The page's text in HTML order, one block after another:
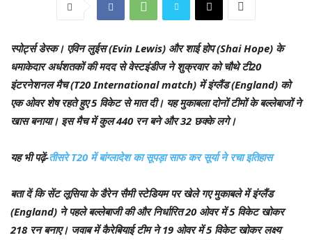
स्पोर्ट्स डेस्क। एविन लुईस (Evin Lewis) और शाई होप (Shai Hope) के
धमाकेदार अर्धशतकों की मदद से वेस्‍टइंडीज ने शुक्रवार को चौथे टी20
इंटरनेशनल मैच (T20 International match) में इंग्‍लैंड (England) को
एक ओवर शेष रहते हुए 5 विकेट से मात दी। यह मुकाबला दोनों टीमों के बल्‍लेबाजों ने
खास बनाया। इस मैच में कुल 440 रन बने और 32 छक्‍के लगे।
यह भी पढ़ें-तीसरे T20 में बांग्लादेश का सूपड़ा साफ कर सूर्या ने रचा इतिहास
बता दें कि सेंट लूसिया के डैरेन सैमी स्‍टेडियम पर खेले गए मुकाबले में इंग्‍लैंड
(England) ने पहले बल्‍लेबाजी की और निर्धारित 20 ओवर में 5 विकेट खोकर
218 रन बनाए। जवाब में कैरेबियाई टीम ने 19 ओवर में 5 विकेट खोकर लक्ष्‍य